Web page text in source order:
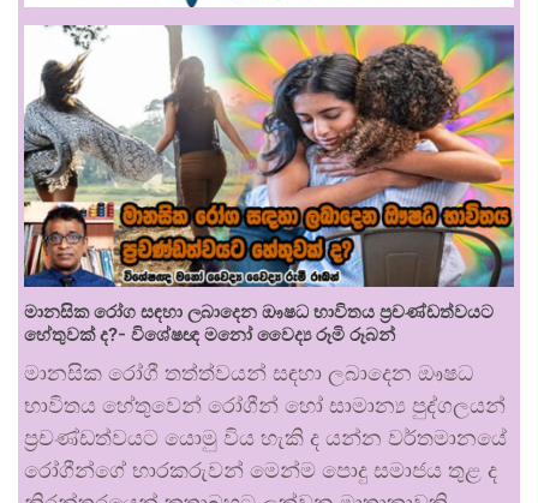
මානසික රෝග සඳහා ලබාදෙන ඖෂධ භාවිතය ප්‍රචණ්ඩත්වයට
හේතුවක් ද?- විශේෂඥ මනෝ වෛද්‍ය රූමි රූබන්
මානසික රෝගී තත්ත්වයන් සඳහා ලබාදෙන ඖෂධ
භාවිතය හේතුවෙන් රෝගීන් හෝ සාමාන්‍ය පුද්ගලයන්
ප්‍රචණ්ඩත්වයට යොමු විය හැකි ද යන්න වර්තමානයේ
රෝගීන්ගේ භාරකරුවන් මෙන්ම පොදු සමාජය තුළ ද